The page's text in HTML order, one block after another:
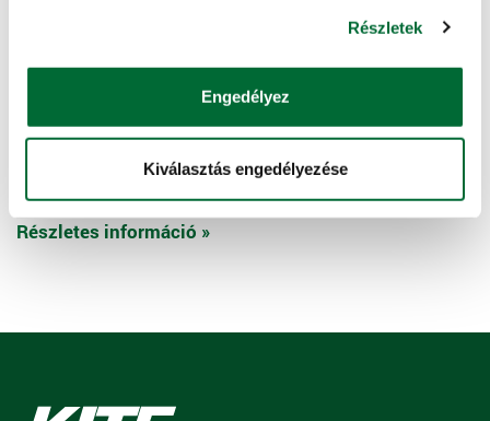
Részletek
Engedélyez
Kiválasztás engedélyezése
Halasztott fizetés
Részletes információ »